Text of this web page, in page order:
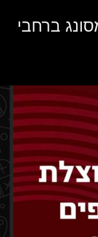
ברחבי